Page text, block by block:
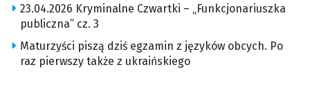
23.04.2026 Kryminalne Czwartki – „Funkcjonariuszka
publiczna” cz. 3
Maturzyści piszą dziś egzamin z języków obcych. Po
raz pierwszy także z ukraińskiego